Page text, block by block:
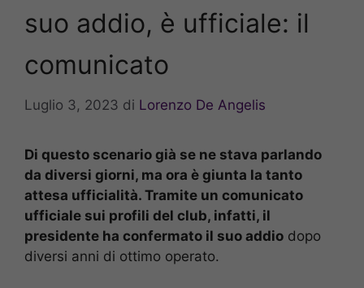
suo addio, è ufficiale: il
comunicato
Luglio 3, 2023 di Lorenzo De Angelis
Di questo scenario già se ne stava parlando
da diversi giorni, ma ora è giunta la tanto
attesa ufficialità. Tramite un comunicato
ufficiale sui profili del club, infatti, il
presidente ha confermato il suo addio dopo
diversi anni di ottimo operato.